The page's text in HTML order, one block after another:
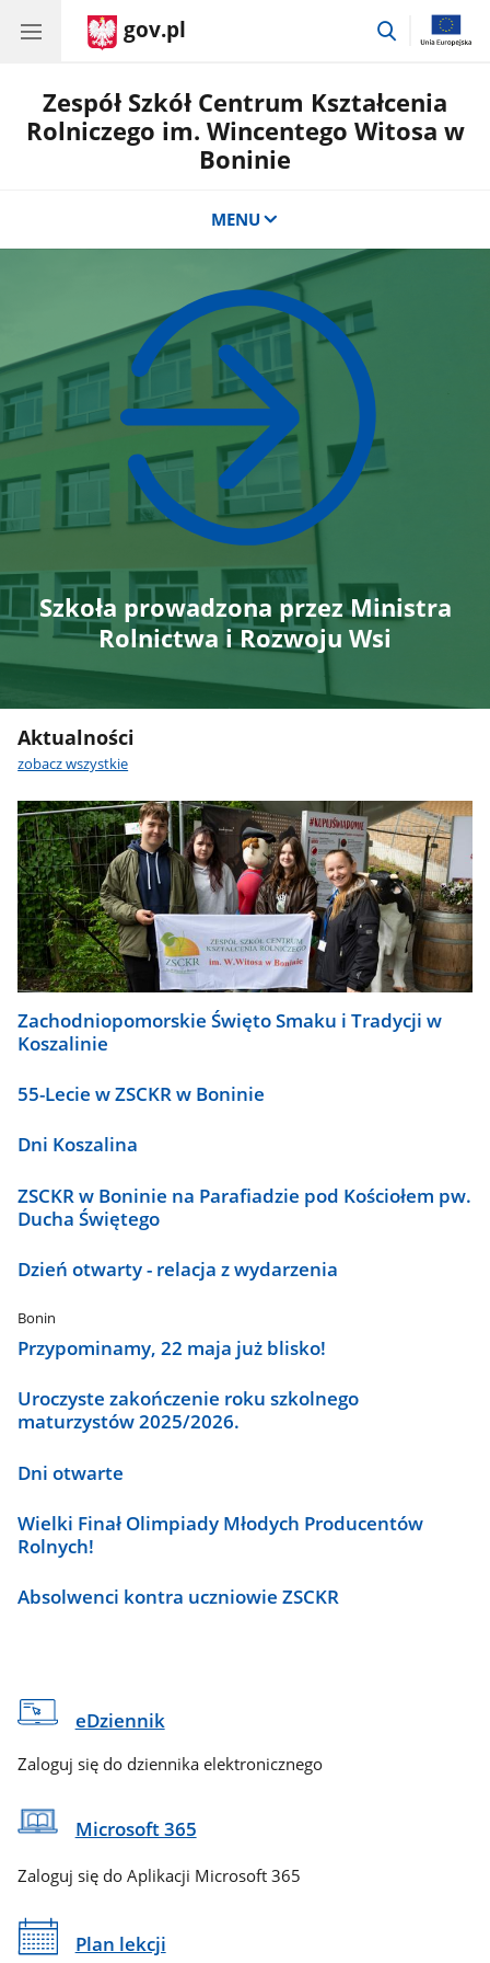
gov.pl
przejdź
Zespół Szkół Centrum Kształcenia
Rolniczego im. Wincentego Witosa w
Boninie
MENU
Szkoła prowadzona przez Ministra
Rolnictwa i Rozwoju Wsi
Aktualności
zobacz wszystkie
Zachodniopomorskie Święto Smaku i Tradycji w
Koszalinie
55-Lecie w ZSCKR w Boninie
Dni Koszalina
ZSCKR w Boninie na Parafiadzie pod Kościołem pw.
Ducha Świętego
Dzień otwarty - relacja z wydarzenia
Bonin
Przypominamy, 22 maja już blisko!
Uroczyste zakończenie roku szkolnego
maturzystów 2025/2026.
Dni otwarte
Wielki Finał Olimpiady Młodych Producentów
Rolnych!
Absolwenci kontra uczniowie ZSCKR
eDziennik
Zaloguj się do dziennika elektronicznego
Microsoft 365
Zaloguj się do Aplikacji Microsoft 365
Plan lekcji